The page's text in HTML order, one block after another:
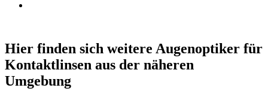
Hier finden sich weitere Augenoptiker für
Kontaktlinsen aus der näheren
Umgebung